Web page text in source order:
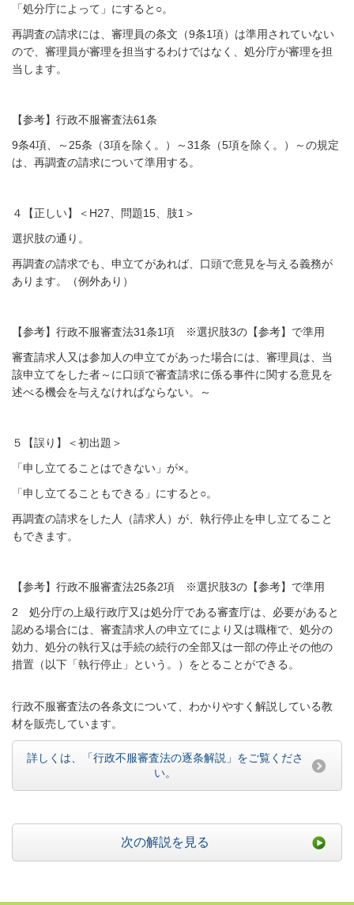
「処分庁によって」にすると○。
再調査の請求には、審理員の条文（9条1項）は準用されていない
ので、審理員が審理を担当するわけではなく、処分庁が審理を担
当します。
【参考】行政不服審査法61条
9条4項、～25条（3項を除く。）～31条（5項を除く。）～の規定
は、再調査の請求について準用する。
４【正しい】＜H27、問題15、肢1＞
選択肢の通り。
再調査の請求でも、申立てがあれば、口頭で意見を与える義務が
あります。（例外あり）
【参考】行政不服審査法31条1項 ※選択肢3の【参考】で準用
審査請求人又は参加人の申立てがあった場合には、審理員は、当
該申立てをした者～に口頭で審査請求に係る事件に関する意見を
述べる機会を与えなければならない。～
５【誤り】＜初出題＞
「申し立てることはできない」が×。
「申し立てることもできる」にすると○。
再調査の請求をした人（請求人）が、執行停止を申し立てること
もできます。
【参考】行政不服審査法25条2項 ※選択肢3の【参考】で準用
2 処分庁の上級行政庁又は処分庁である審査庁は、必要があると
認める場合には、審査請求人の申立てにより又は職権で、処分の
効力、処分の執行又は手続の続行の全部又は一部の停止その他の
措置（以下「執行停止」という。）をとることができる。
行政不服審査法の各条文について、わかりやすく解説している教
材を販売しています。
詳しくは、「行政不服審査法の逐条解説」をご覧くださ
い。
次の解説を見る